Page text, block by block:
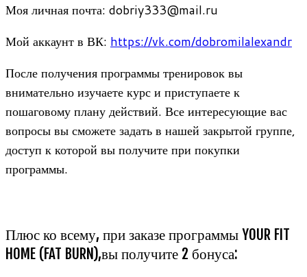
Моя личная почта: dobriy333@mail.ru
Мой аккаунт в ВК: https://vk.com/dobromilalexandr
После получения программы тренировок вы
внимательно изучаете курс и приступаете к
пошаговому плану действий. Все интересующие вас
вопросы вы сможете задать в нашей закрытой группе,
доступ к которой вы получите при покупки
программы.
Плюс ко всему, при заказе программы YOUR FIT
HOME (FAT BURN),вы получите 2 бонуса: